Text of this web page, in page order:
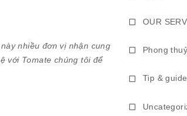
nhiều đơn vị nhận cung
với Tomate chúng tôi để
OUR
Phong thuỷ
Tip & guide